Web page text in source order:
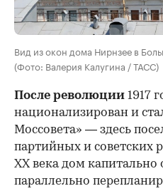
Вид из окон дома Нирнзее в
(Фото: Валерия Калугина / ТАСС)
После революции 1917
национализирован и
Моссовета» — здесь
партийных и советских
ХХ века дом капитально
параллельно